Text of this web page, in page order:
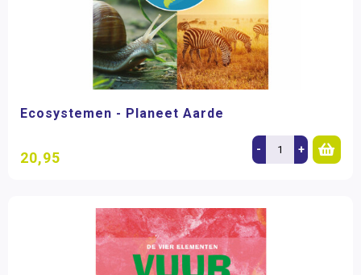
Ecosystemen - Planeet Aarde
20,95 - +